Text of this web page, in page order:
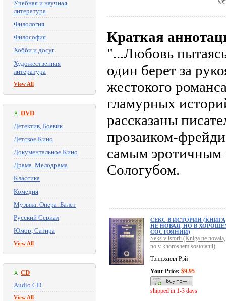
Учебная и научная
литература
Филология
Философия
Хобби и досуг
Художественная
литература
View All
DVD
Детектив, Боевик
Детское Кино
Документальное Кино
Драма. Мелодрама
Классика
Комедия
Музыка. Опера. Балет
Русский Сериал
Юмор, Сатира
View All
CD
Audio CD
View All
Краткая
"...Любовь
один берет за
жестокого
гламурных
рассказаны
прозаиком-
самым эротичным
Сологубом.
СЕКС В ИСТОРИИ (КНИГА
НЕ НОВАЯ, НО В
СОСТОЯНИИ)
Seks v istorii (Kniga ne novaia,
no v khoroshem sostoianii)
Тэннэхилл Рэй
Your Price: $9.95
shipped in 1-3 days